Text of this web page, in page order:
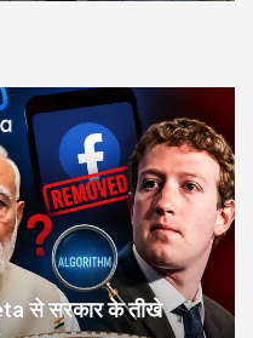
से सरकार के तीखे